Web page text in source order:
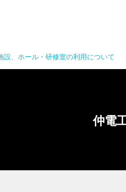
設、ホール・研修室の利用について
仲電